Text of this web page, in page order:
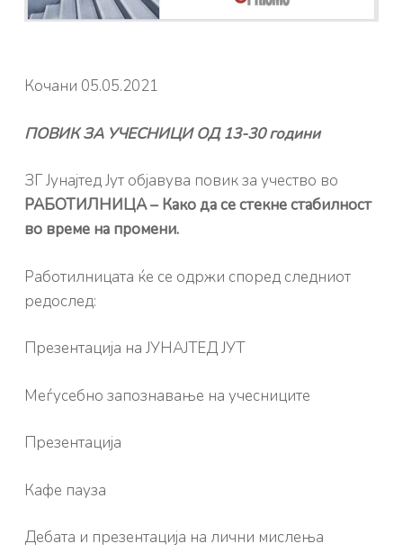
Кочани 05.05.2021
ПОВИК ЗА УЧЕСНИЦИ ОД 13-30 години
ЗГ Јунајтед Јут објавува повик за учество во
РАБОТИЛНИЦА – Како да се стекне стабилност
во време на промени.
Работилницата ќе се одржи според следниот
редослед:
Презентација на ЈУНАЈТЕД ЈУТ
Меѓусебно запознавање на учесниците
Презентација
Кафе пауза
Дебата и презентација на лични мислења